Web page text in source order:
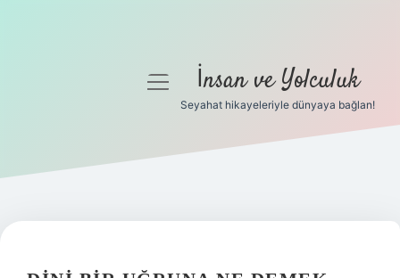
Gizlilik Politikası
Yasal Uyarı
menüyü İnsan ve Yolculuk
Seyahat hikayeleriyle dünyaya bağlan!